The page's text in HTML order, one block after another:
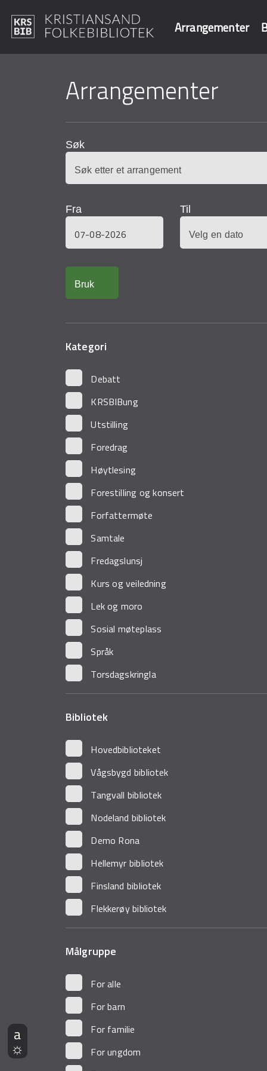
Arrangementer
Søk i våre
Arrangementer
Søk
Fra
Til
Kategori
Debatt
KRSBIBung
Utstilling
Foredrag
Høytlesing
Forestilling og konsert
Forfattermøte
Samtale
Fredagslunsj
Kurs og veiledning
Lek og moro
Sosial møteplass
Språk
Torsdagskringla
Bibliotek
Hovedbiblioteket
Vågsbygd bibliotek
Tangvall bibliotek
Nodeland bibliotek
Demo Rona
Hellemyr bibliotek
Finsland bibliotek
Flekkerøy bibliotek
Målgruppe
For alle
For barn
For familie
For ungdom